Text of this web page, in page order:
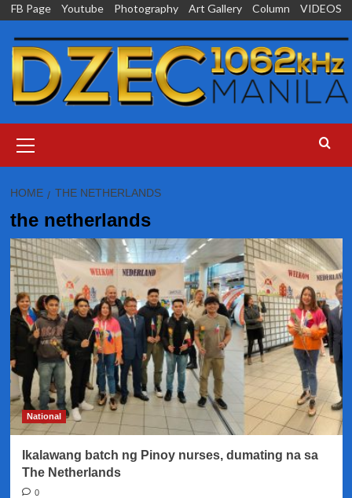
Skip
content
FB Page Youtube Photography Art Gallery Column VIDEOS
Menu
HOME THE NETHERLANDS
the netherlands
National
Ikalawang batch ng Pinoy nurses, dumating na sa
The Netherlands
0